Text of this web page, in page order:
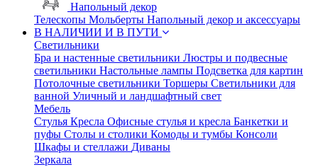
Напольный декор
Телескопы Мольберты Напольный декор и аксессуары
В НАЛИЧИИ И В ПУТИ
Светильники
Бра и настенные светильники Люстры и подвесные
светильники Настольные лампы Подсветка для картин
Потолочные светильники Торшеры Светильники для
ванной Уличный и ландшафтный свет
Мебель
Стулья Кресла Офисные стулья и кресла Банкетки и
пуфы Столы и столики Комоды и тумбы Консоли
Шкафы и стеллажи Диваны
Зеркала